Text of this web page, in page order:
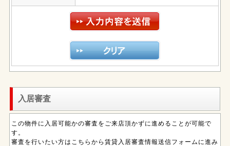
入居審査
この物件に入居可能かの審査をご来店頂かずに進めることが可能で
す。
審査を行いたい方はこちらから賃貸入居審査情報送信フォームに進み